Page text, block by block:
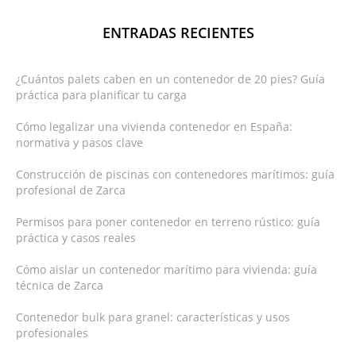
ENTRADAS RECIENTES
¿Cuántos palets caben en un contenedor de 20 pies? Guía
práctica para planificar tu carga
Cómo legalizar una vivienda contenedor en España:
normativa y pasos clave
Construcción de piscinas con contenedores marítimos: guía
profesional de Zarca
Permisos para poner contenedor en terreno rústico: guía
práctica y casos reales
Cómo aislar un contenedor marítimo para vivienda: guía
técnica de Zarca
Contenedor bulk para granel: características y usos
profesionales